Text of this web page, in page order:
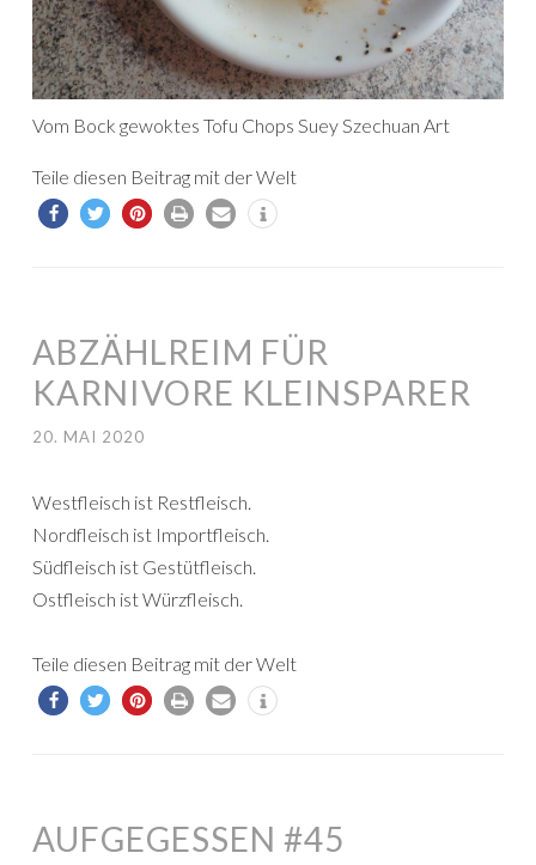
Vom Bock gewoktes Tofu Chops Suey Szechuan Art
Teile diesen Beitrag mit der Welt
ABZÄHLREIM FÜR
KARNIVORE KLEINSPARER
20. MAI 2020
Westfleisch ist Restfleisch.
Nordfleisch ist Importfleisch.
Südfleisch ist Gestütfleisch.
Ostfleisch ist Würzfleisch.
Teile diesen Beitrag mit der Welt
AUFGEGESSEN #45